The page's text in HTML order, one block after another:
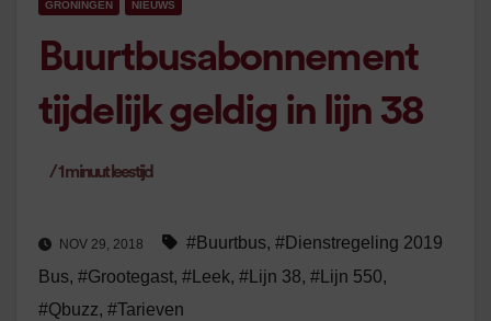
GRONINGEN NIEUWS
Buurtbusabonnement
tijdelijk geldig in lijn 38
/1 minuut leestijd
NOV 29, 2018 #Buurtbus, #Dienstregeling 2019
Bus, #Grootegast, #Leek, #Lijn 38, #Lijn 550,
#Qbuzz, #Tarieven